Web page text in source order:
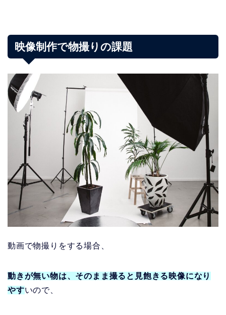
映像制作で物撮りの課題
動画で物撮りをする場合、
動きが無い物は、そのまま撮ると見飽きる映像になり
やすいので、